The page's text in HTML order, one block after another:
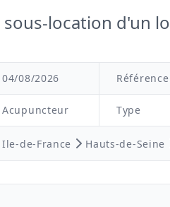
location d'un
04/08/2026 Référence
Acupuncteur Type
Ile-de-France Hauts-de-Seine